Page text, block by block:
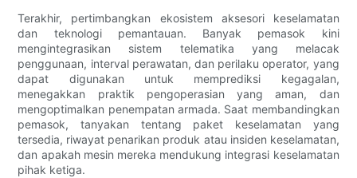
Terakhir, pertimbangkan ekosistem aksesori keselamatan
dan teknologi pemantauan. Banyak pemasok kini
mengintegrasikan sistem telematika yang melacak
penggunaan, interval perawatan, dan perilaku operator, yang
dapat digunakan untuk memprediksi kegagalan,
menegakkan praktik pengoperasian yang aman, dan
mengoptimalkan penempatan armada. Saat membandingkan
pemasok, tanyakan tentang paket keselamatan yang
tersedia, riwayat penarikan produk atau insiden keselamatan,
dan apakah mesin mereka mendukung integrasi keselamatan
pihak ketiga.